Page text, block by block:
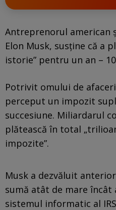
Antreprenorul american
Elon Musk, susține că a
istorie” pentru un an –
Potrivit omului de
perceput un impozit
succesiune. Miliardarul
plătească în total
impozite”.
Musk a dezvăluit
sumă atât de mare încât
sistemul informatic al